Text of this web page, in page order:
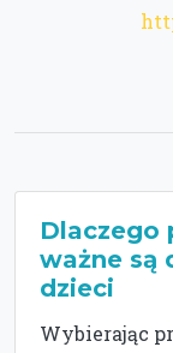
Dlaczego
ważne są
dzieci
Wybierając